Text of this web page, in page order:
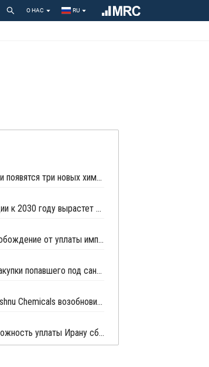
О НАС RU
В течении 5 лет в Индии появятся три новых химических парка
Химический рынок Индии к 2030 году вырастет на 20–35%
В Индии отменено освобождение от уплаты импортных пошлин на нефтехимическую продукцию
Индия отказалась от закупки попавшего под санкции СПГ из России
Индийская компания Vishnu Chemicals возобновила работу после длительного технического обслуживания
Индия исключает возможность уплаты Ирану сбора за транзит нефти и газа через Ормузский пролив